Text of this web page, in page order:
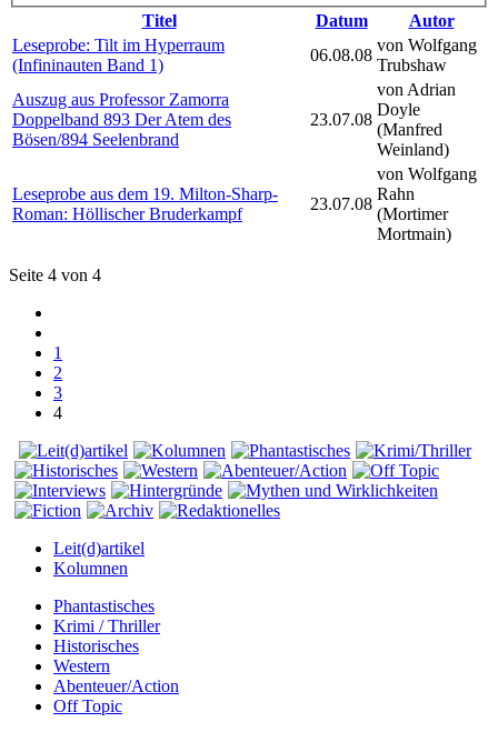
Titel
Datum
Autor
Leseprobe: Tilt im Hyperraum
(Infininauten Band 1)
06.08.08
von Wolfgang
Trubshaw
Auszug aus Professor Zamorra
Doppelband 893 Der Atem des
Bösen/894 Seelenbrand
23.07.08
von Adrian
Doyle
(Manfred
Weinland)
Leseprobe aus dem 19. Milton-Sharp-
Roman: Höllischer Bruderkampf
23.07.08
von Wolfgang
Rahn
(Mortimer
Mortmain)
Seite 4 von 4
1
2
3
4
Leit(d)artikel
Kolumnen
Phantastisches
Krimi / Thriller
Historisches
Western
Abenteuer/Action
Off Topic